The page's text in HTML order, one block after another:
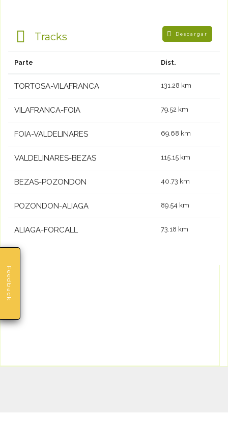
Feedback
Tracks Descargar
Parte Dist.
TORTOSA-VILAFRANCA 131.28 km
VILAFRANCA-FOIA 79.52 km
FOIA-VALDELINARES 69.68 km
VALDELINARES-BEZAS 115.15 km
BEZAS-POZONDON 40.73 km
POZONDON-ALIAGA 89.54 km
ALIAGA-FORCALL 73.18 km